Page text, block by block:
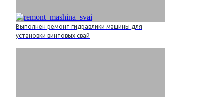
Выполнен ремонт гидравлики машины для
установки винтовых свай